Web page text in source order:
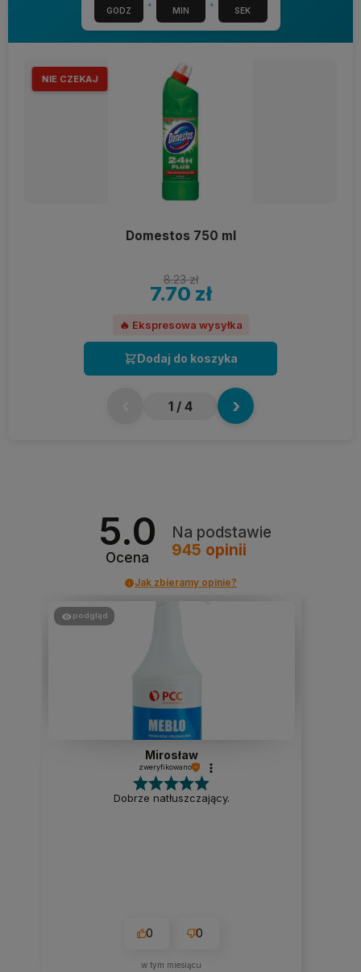
GODZ MIN SEK
NIE CZEKAJ
Domestos 750 ml
8.23 zł
7.70 zł
🔥 Ekspresowa wysyłka
Dodaj do koszyka
1 / 4 ›
5.0
Ocena
Na podstawie
945 opinii
Jak zbieramy opinie?
podgląd
Mirosław
zweryfikowano
Dobrze natłuszczający.
0 0
w tym miesiącu